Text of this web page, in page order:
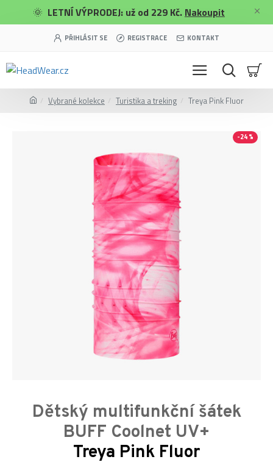
🌞 LETNÍ VÝPRODEJ: už od 229 Kč. Nakoupit
PŘIHLÁSIT SE REGISTRACE KONTAKT
Vybrané kolekce Turistika a treking Treya Pink Fluor
-24 %
Dětský multifunkční šátek
BUFF Coolnet UV+
Treya Pink Fluor